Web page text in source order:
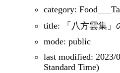
category:
title: 「八方雲集」
mode: public
last modified: 2023/
Standard Time)